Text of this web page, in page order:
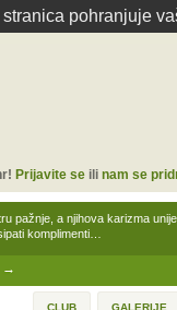
pohranjuje
→
pažnje, a njihova karizma
komplimenti…
Prijavite seili nam se
CLUB GALERIJE